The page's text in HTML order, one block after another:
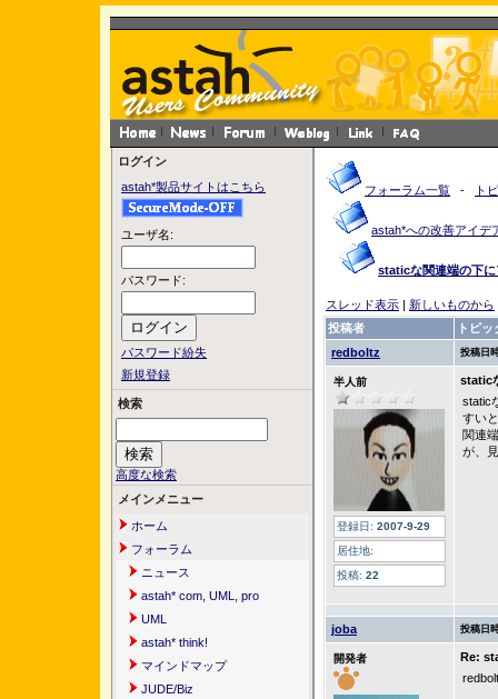
ログイン
astah*製品サイトはこちら
ユーザ名:
パスワード:
パスワード紛失
新規登録
検索
高度な検索
メインメニュー
ホーム
フォーラム
ニュース
astah* com, UML, pro
UML
astah* think!
マインドマップ
JUDE/Biz
フォーラム一覧 - ト
astah*への改善アイデ
staticな関連端の下
スレッド表示 | 新しいものから
投稿者
トピッ
redboltz
投稿日
半人前
登録日: 2007-9-29
居住地:
投稿: 22
static
static
すい
関連
が、
joba 投稿日
開発者
Re: